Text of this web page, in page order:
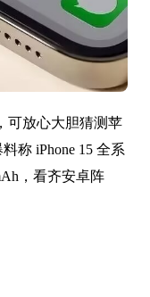
可放心大胆猜测苹
称 iPhone 15 全系
，看齐安卓阵